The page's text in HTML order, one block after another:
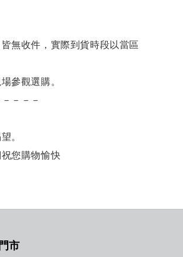
無收件，實際到貨時段以當區
參觀選購。
－－－
。
您購物愉快
市